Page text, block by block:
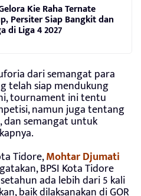
Kie Raha Ternate
Persiter Siap Bangkit dan
di Liga 4 2027
dari semangat para
telah siap mendukung
tournament ini tentu
namun juga tentang
dan semangat untuk
Tidore,Mohtar Djumati
BPSI Kota Tidore
ada lebih dari 5 kali